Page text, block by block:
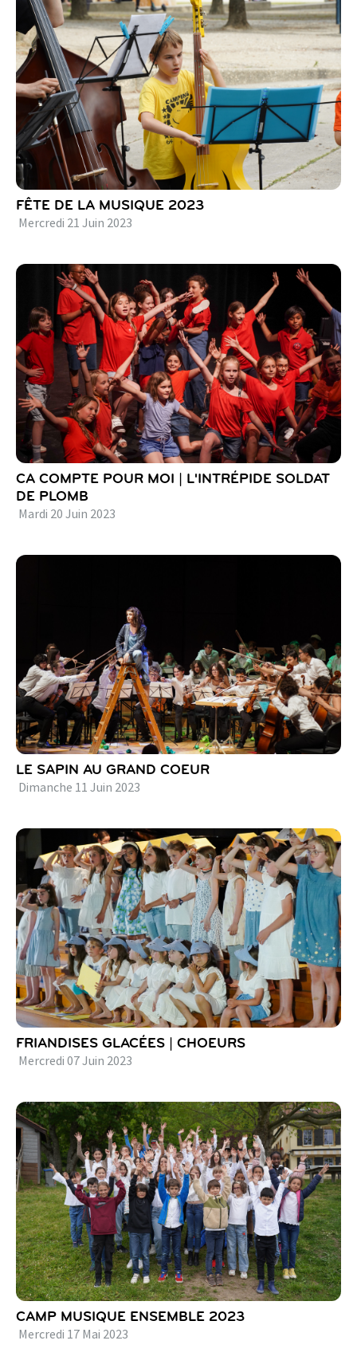
FÊTE DE LA MUSIQUE 2023
Mercredi 21 Juin 2023
CA COMPTE POUR MOI | L'INTRÉPIDE SOLDAT
DE PLOMB
Mardi 20 Juin 2023
LE SAPIN AU GRAND COEUR
Dimanche 11 Juin 2023
FRIANDISES GLACÉES | CHOEURS
Mercredi 07Juin 2023
CAMP MUSIQUE ENSEMBLE 2023
Mercredi 17 Mai 2023